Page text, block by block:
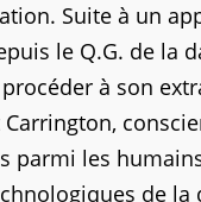
Suite à un
le Q.G. de la
à son
parmi les
de la